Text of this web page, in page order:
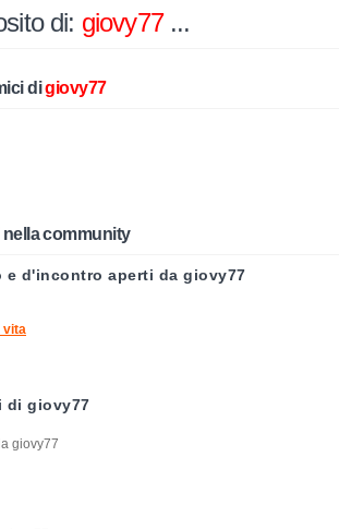
di: giovy77...
digiovy77
nella community
e d'incontro aperti da giovy77
vita
di giovy77
giovy77